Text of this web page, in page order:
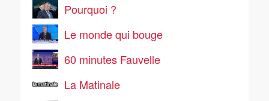
Pourquoi ?
Le monde qui bouge
60 minutes Fauvelle
La Matinale